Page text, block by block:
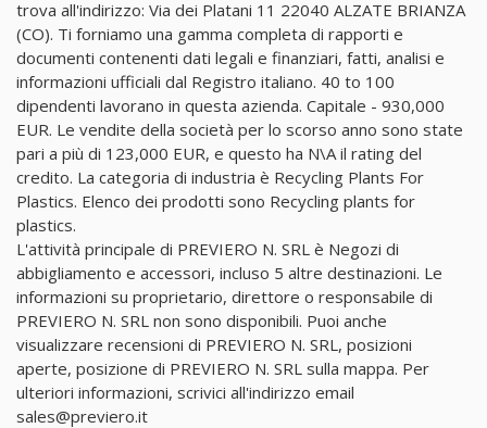
trova all'indirizzo: Via dei Platani 11 22040 ALZATE BRIANZA
(CO). Ti forniamo una gamma completa di rapporti e
documenti contenenti dati legali e finanziari, fatti, analisi e
informazioni ufficiali dal Registro italiano. 40 to 100
dipendenti lavorano in questa azienda. Capitale - 930,000
EUR. Le vendite della società per lo scorso anno sono state
pari a più di 123,000 EUR, e questo ha N\A il rating del
credito. La categoria di industria è Recycling Plants For
Plastics. Elenco dei prodotti sono Recycling plants for
plastics.
L'attività principale di PREVIERO N. SRL è Negozi di
abbigliamento e accessori, incluso 5 altre destinazioni. Le
informazioni su proprietario, direttore o responsabile di
PREVIERO N. SRL non sono disponibili. Puoi anche
visualizzare recensioni di PREVIERO N. SRL, posizioni
aperte, posizione di PREVIERO N. SRL sulla mappa. Per
ulteriori informazioni, scrivici all'indirizzo email
sales@previero.it